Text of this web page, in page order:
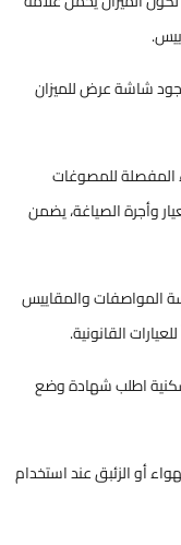
شاشة عرض للميزان
المفصلة للمصوغات
وأجرة الصياغة، يضمن
والمقاييس
القانونية.
اطلب شهادة وضع
أو الزئبق عند استخدام